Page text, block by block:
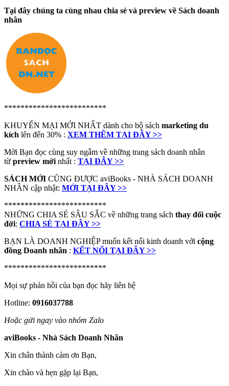
Tại đây chúng ta cùng nhau chia sẻ và preview về Sách doanh
nhân
*************************
KHUYẾN MẠI MỚI NHẤT dành cho bộ sách marketing du
kích lên đến 30% : XEM THÊM TẠI ĐÂY >>
Mời Bạn đọc cùng suy ngẫm về những trang sách doanh nhân
từ preview mới nhất : TẠI ĐÂY >>
SÁCH MỚI CŨNG ĐƯỢC aviBooks - NHÀ SÁCH DOANH
NHÂN cập nhật: MỚI TẠI ĐÂY >>
*************************
NHỮNG CHIA SẺ SÂU SẮC về những trang sách thay đổi cuộc
đời: CHIA SẺ TẠI ĐÂY >>
BẠN LÀ DOANH NGHIỆP muốn kết nối kinh doanh với cộng
đồng Doanh nhân : KẾT NỐI TẠI ĐÂY >>
*************************
Mọi sự phản hồi của bạn đọc hãy liên hệ
Hotline: 0916037788
Hoặc gửi ngay vào nhóm Zalo
aviBooks - Nhà Sách Doanh Nhân
Xin chân thành cảm ơn Bạn,
Xin chào và hẹn gặp lại Bạn,